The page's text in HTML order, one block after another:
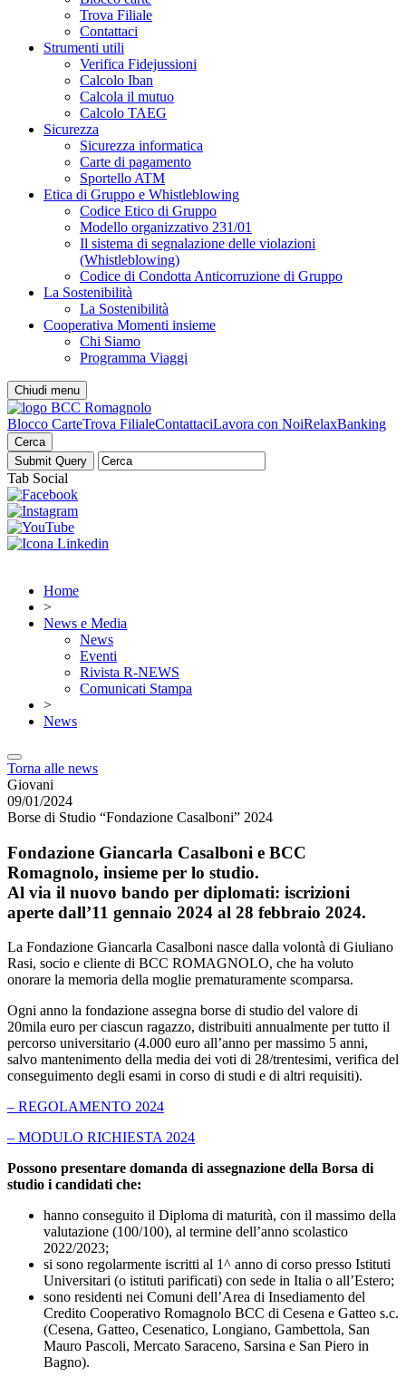
Trova Filiale
Contattaci
Strumenti utili
Verifica Fidejussioni
Calcolo Iban
Calcola il mutuo
Calcolo TAEG
Sicurezza
Sicurezza informatica
Carte di pagamento
Sportello ATM
Etica di Gruppo e Whistleblowing
Codice Etico di Gruppo
Modello organizzativo 231/01
Il sistema di segnalazione delle violazioni
(Whistleblowing)
Codice di Condotta Anticorruzione di Gruppo
La Sostenibilità
La Sostenibilità
Cooperativa Momenti insieme
Chi Siamo
Programma Viaggi
Chiudi menu
Blocco CarteTrova FilialeContattaciLavora con NoiRelaxBanking
Cerca
Tab Social
Home
>
News e Media
News
Eventi
Rivista R-NEWS
Comunicati Stampa
>
News
Torna alle news
Giovani
09/01/2024
Borse di Studio “Fondazione Casalboni” 2024
Fondazione Giancarla Casalboni e BCC
Romagnolo, insieme per lo studio.
Al via il nuovo bando per diplomati: iscrizioni
aperte dall’11 gennaio 2024 al 28 febbraio 2024.
La Fondazione Giancarla Casalboni nasce dalla volontà di Giuliano
Rasi, socio e cliente di BCC ROMAGNOLO, che ha voluto
onorare la memoria della moglie prematuramente scomparsa.
Ogni anno la fondazione assegna borse di studio del valore di
20mila euro per ciascun ragazzo, distribuiti annualmente per tutto il
percorso universitario (4.000 euro all’anno per massimo 5 anni,
salvo mantenimento della media dei voti di 28/trentesimi, verifica del
conseguimento degli esami in corso di studi e di altri requisiti).
– REGOLAMENTO 2024
– MODULO RICHIESTA 2024
Possono presentare domanda di assegnazione della Borsa di
studio i candidati che:
hanno conseguito il Diploma di maturità, con il massimo della
valutazione (100/100), al termine dell’anno scolastico
2022/2023;
si sono regolarmente iscritti al 1^ anno di corso presso Istituti
Universitari (o istituti parificati) con sede in Italia o all’Estero;
sono residenti nei Comuni dell’Area di Insediamento del
Credito Cooperativo Romagnolo BCC di Cesena e Gatteo s.c.
(Cesena, Gatteo, Cesenatico, Longiano, Gambettola, San
Mauro Pascoli, Mercato Saraceno, Sarsina e San Piero in
Bagno).